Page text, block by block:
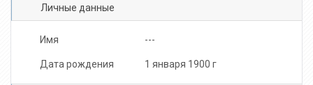
Личные данные
Имя ---
Дата рождения 1 января 1900 г